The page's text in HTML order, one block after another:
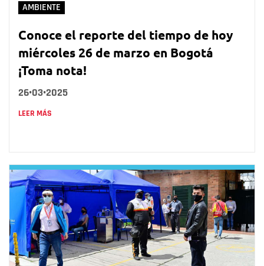
AMBIENTE
Conoce el reporte del tiempo de hoy
miércoles 26 de marzo en Bogotá
¡Toma nota!
26•03•2025
LEER MÁS